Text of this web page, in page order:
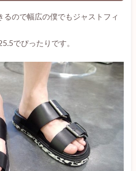
るので幅広の僕でもジャストフィ
でぴったりです。